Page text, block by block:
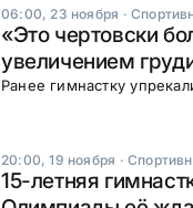
06:00, 23 ноября ·
«Это чертовски
увеличением
Ранее гимнастку
20:00, 19 ноября ·
15-летняя